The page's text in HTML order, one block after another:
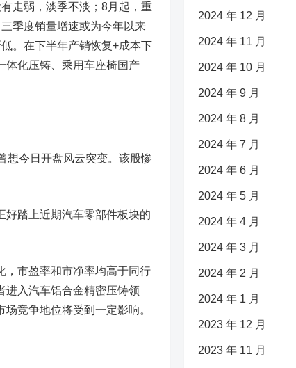
走弱，淡季不淡；8月起，重
季度销量增速或为今年以来
。在下半年产销恢复+成本下
体化压铸、乘用车座椅国产
今日开盘风云突变。该股惨
踏上近期汽车零部件板块的
市盈率和市净率均高于同行
进入汽车铝合金精密压铸领
竞争地位将受到一定影响。
2024 年 12 月
2024 年 11 月
2024 年 10 月
2024 年 9 月
2024 年 8 月
2024 年 7 月
2024 年 6 月
2024 年 5 月
2024 年 4 月
2024 年 3 月
2024 年 2 月
2024 年 1 月
2023 年 12 月
2023 年 11 月